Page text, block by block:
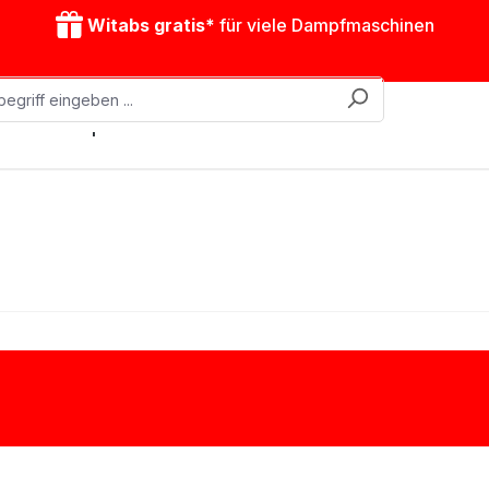
Witabs gratis* für viele Dampfmaschinen
Dampfmaschinen Zubehör Antriebsmodelle